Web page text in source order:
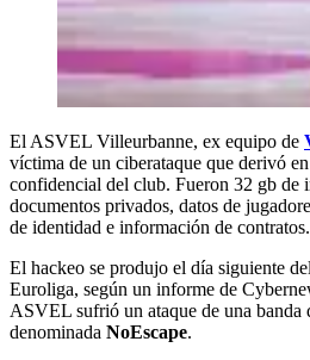
El ASVEL Villeurbanne, ex equipo de
víctima de un ciberataque que derivó
confidencial del club. Fueron 32 gb de
documentos privados, datos de
de identidad e información de contratos.
El hackeo se produjo el día siguiente
Euroliga, según un informe de
ASVEL sufrió un ataque de una banda
denominada NoEscape.